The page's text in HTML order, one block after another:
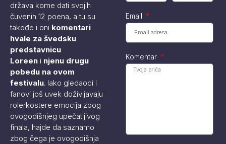
država kome dati svojih
čuvenih 12 poena, a tu su
takođe i oni komentari
hvale za švedsku
predstavnicu
Loreen i njenu drugu
pobedu na ovom
festivalu. Iako gledaoci i
fanovi još uvek doživljavaju
rolerkostere emocija zbog
ovogodišnjeg upečatljivog
finala, hajde da saznamo
zbog čega je ovogodišnja
Email
Komentar